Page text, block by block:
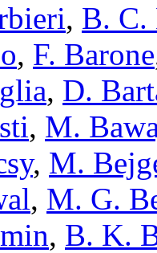
, B. C.
, F. Barone
, D.
, M.
, M.
, M. G.
, B. K.